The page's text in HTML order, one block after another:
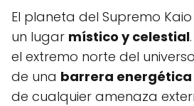
El planeta del Supremo
un lugar místico y celestial
el extremo norte del
de una barrera energética
de cualquier amenaza